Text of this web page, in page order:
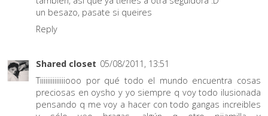
un besazo, pasate si queires
Reply
Shared closet 05/08/2011, 13:51
Tiiiiiiiiiiiiiiooo por qué todo el mundo encuentra cosas
preciosas en oysho y yo siempre q voy todo ilusionada
pensando q me voy a hacer con todo gangas increibles